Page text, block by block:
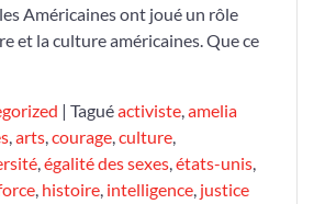
Américaines ont joué un rôle
et la culture américaines. Que ce
| Taguéactiviste,amelia
,arts,courage,culture,
,égalité des sexes,états-unis,
, histoire, intelligence, justice